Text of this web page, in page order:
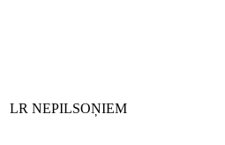
LR NEPILSOŅIEM